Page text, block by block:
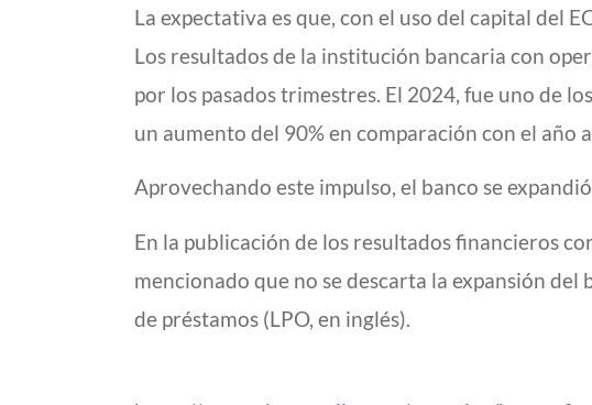
La expectativa es que, con el uso del capital del
Los resultados de la institución bancaria con
por los pasados trimestres. El 2024, fue uno de
un aumento del 90% en comparación con el año
Aprovechando este impulso, el banco se
En la publicación de los resultados financieros
mencionado que no se descarta la expansión
de préstamos (LPO, en inglés).